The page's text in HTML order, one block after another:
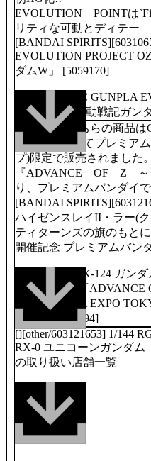
EVOLUTION POINTは
リティな可動とディテー
[BANDAI
EVOLUTION PROJECT
ダムW」 [5059170]
商品解説■こちらの商品
開催記念としてプレミア
プ)限定で販売されました。
『ADVANCE OF Z ～
り、プレミアムバンダイ
[BANDAI
ハイゼンスレイII・ラー(
ティターンズの旗のもと
開催記念 プレミアムバン
[][other/603121653] 1/144
RX-0 ユニコーンガンダム
の取り扱い店舗一覧